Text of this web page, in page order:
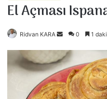
El Açması
Ridvan KARA
r
e
-
p
0 1